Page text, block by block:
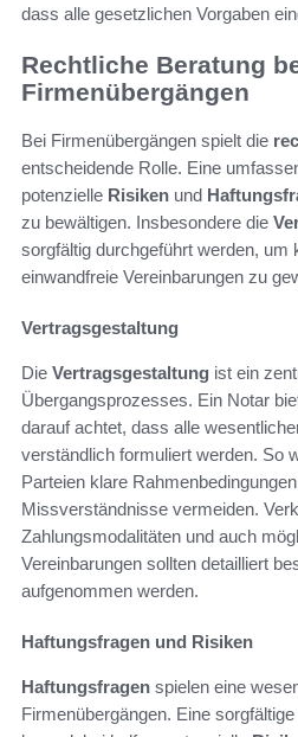
dass alle gesetzlichen Vorgaben
Rechtliche Beratung
Firmenübergängen
Bei Firmenübergängen spielt die
entscheidende Rolle. Eine
potenzielle Risiken und
zu bewältigen. Insbesondere die
sorgfältig durchgeführt werden, um
einwandfreie Vereinbarungen zu
Vertragsgestaltung
Die Vertragsgestaltung ist ein
Übergangsprozesses. Ein Notar
darauf achtet, dass alle
verständlich formuliert werden. So
Parteien klare
Missverständnisse vermeiden.
Zahlungsmodalitäten und auch
Vereinbarungen sollten detailliert
aufgenommen werden.
Haftungsfragen und Risiken
Haftungsfragen spielen eine
Firmenübergängen. Eine